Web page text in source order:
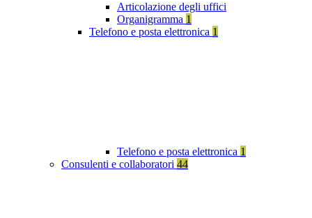
Articolazione degli uffici
Organigramma 1
Telefono e posta elettronica 1
Telefono e posta elettronica 1
Consulenti e collaboratori 44